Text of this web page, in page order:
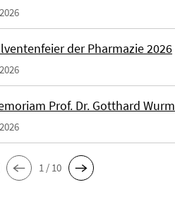
der Pharmazie 2026
Prof. Dr. Gotthard Wurm
1 / 10